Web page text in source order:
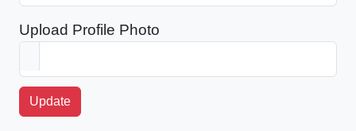
Upload Profile Photo
Update